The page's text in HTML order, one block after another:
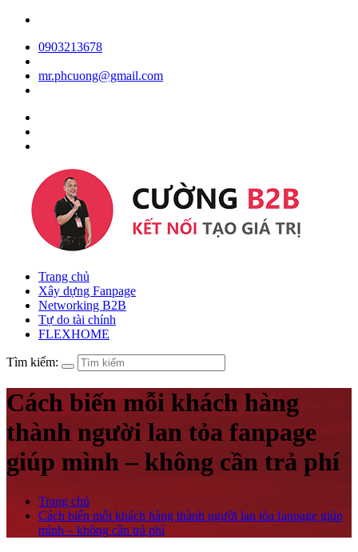
0903213678
mr.phcuong@gmail.com
Trang chủ
Xây dựng Fanpage
Networking B2B
Tự do tài chính
FLEXHOME
Tìm kiếm:
Cách biến mỗi khách hàng
thành người lan tỏa fanpage
giúp mình – không cần trả phí
Trang chủ
Cách biến mỗi khách hàng thành người lan tỏa fanpage giúp
mình – không cần trả phí